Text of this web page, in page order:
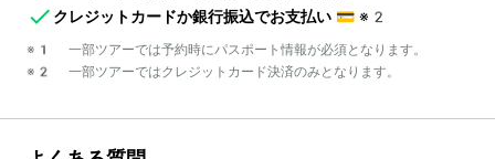
クレジットカードか銀行振込でお支払い 💳 ※2
※1 一部ツアーでは予約時にパスポート情報が必須となります。
※2 一部ツアーではクレジットカード決済のみとなります。